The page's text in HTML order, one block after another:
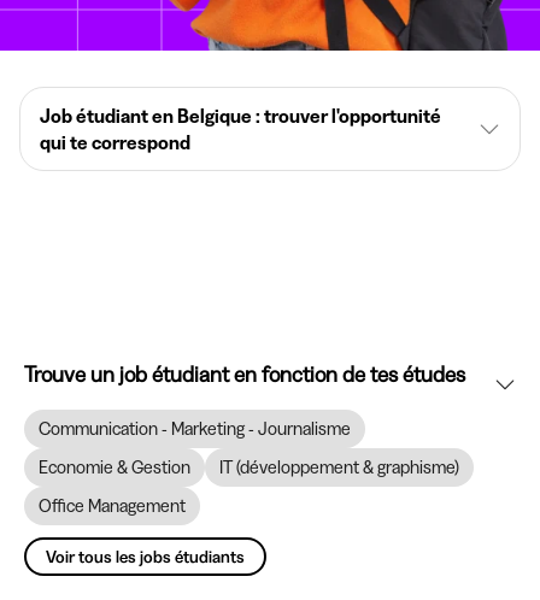
Job étudiant en Belgique : trouver l'opportunité
qui te correspond
Trouve un job étudiant en fonction de tes études
Communication - Marketing - Journalisme
Economie & Gestion
IT (développement & graphisme)
Office Management
Voir tous les jobs étudiants